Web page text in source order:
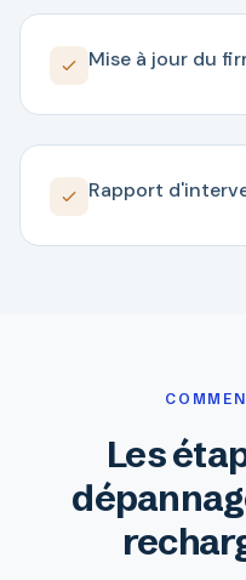
Mise à jour du
Rapport
Les